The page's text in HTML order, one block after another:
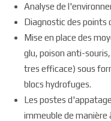
Analyse de
Diagnostic des points
Mise en place des
glu, poison anti-
tres efficace) sous
blocs hydrofuges.
Les postes
immeuble de manière